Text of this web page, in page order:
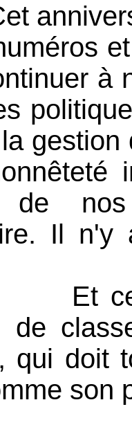
à
de
Il
de
qui doit
son